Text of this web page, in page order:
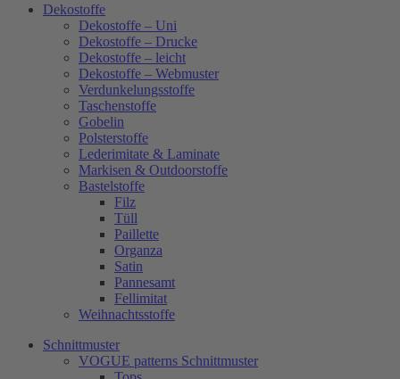
Dekostoffe
Dekostoffe – Uni
Dekostoffe – Drucke
Dekostoffe – leicht
Dekostoffe – Webmuster
Verdunkelungsstoffe
Taschenstoffe
Gobelin
Polsterstoffe
Lederimitate & Laminate
Markisen & Outdoorstoffe
Bastelstoffe
Filz
Tüll
Paillette
Organza
Satin
Pannesamt
Fellimitat
Weihnachtsstoffe
Schnittmuster
VOGUE patterns Schnittmuster